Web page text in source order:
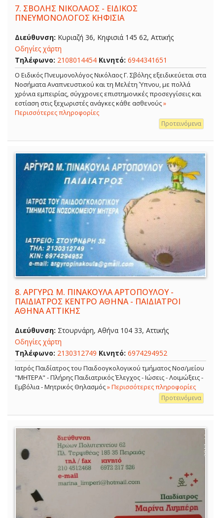
7. ΣΒΟΛΗΣ ΝΙΚΟΛΑΟΣ - ΕΙΔΙΚΟΣ
ΠΝΕΥΜΟΝΟΛΟΓΟΣ ΚΗΦΙΣΙΑ
Διεύθυνση: Κυριαζή 36, Κηφισιά 145 62, Αττικής
Οδηγίες χάρτη
Τηλέφωνο: 2108014454 Κινητό: 6944341651
O Ειδικός Πνευμονολόγος Νικόλαος Γ. Σβόλης εξειδικεύεται στα
Νοσήματα Αναπνευστικού και τη Μελέτη Ύπνου, με πολλά
χρόνια εμπειρίας, σύγχρονες επιστημονικές προσεγγίσεις και
εστίαση στις ξεχωριστές ανάγκες κάθε ασθενούς»
Περισσότερες πληροφορίες
Προτεινόμενα
8. ΑΡΓΥΡΩ Μ. ΠΙΝΑΚΟΥΛΑ ΑΡΤΟΠΟΥΛΟΥ -
ΠΑΙΔΙΑΤΡΟΣ ΚΕΝΤΡΟ ΑΘΗΝΑ - ΠΑΙΔΙΑΤΡΟΙ
ΑΘΗΝΑ ΑΤΤΙΚΗΣ
Διεύθυνση: Στουρνάρη, Αθήνα 104 33, Αττικής
Οδηγίες χάρτη
Τηλέφωνο: 2130312749 Κινητό: 6974294952
Ιατρός Παιδίατρος του Παιδοογκολογικού τμήματος Νοσ/μείου
"ΜΗΤΕΡΑ" - Πλήρης Παιδιατρικός Έλεγχος - Ιώσεις - Λοιμώξεις -
Εμβόλια - Μητρικός Θηλασμός» Περισσότερες πληροφορίες
Προτεινόμενα